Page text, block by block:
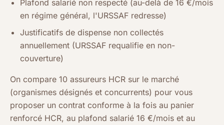
Plafond salarié non respecté (au-delà de 16 €/mois
en régime général, l'URSSAF redresse)
Justificatifs de dispense non collectés
annuellement (URSSAF requalifie en non-
couverture)
On compare 10 assureurs HCR sur le marché
(organismes désignés et concurrents) pour vous
proposer un contrat conforme à la fois au panier
renforcé HCR, au plafond salarié 16 €/mois et au